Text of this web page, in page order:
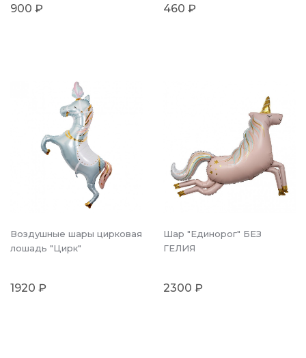
900 ₽ 460 ₽
Воздушные шары цирковая
лошадь "Цирк"
1920 ₽
Шар "Единорог" БЕЗ
ГЕЛИЯ
2300 ₽